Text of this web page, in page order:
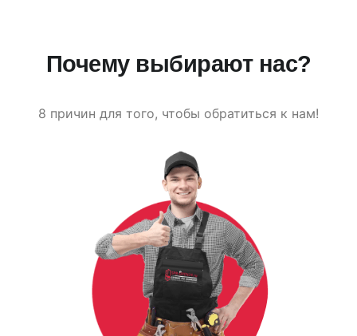
Почему выбирают нас?
8 причин для того, чтобы обратиться к нам!